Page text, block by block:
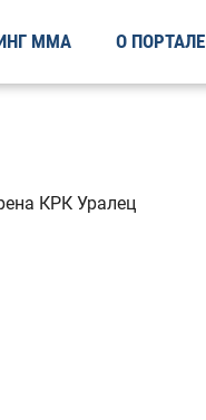
ММА О ПОРТАЛЕ
КРК Уралец